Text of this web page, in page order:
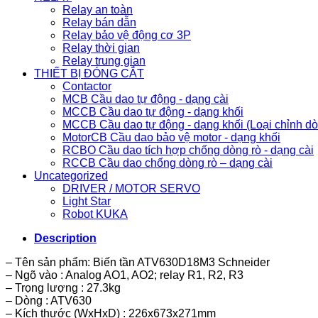
Relay an toàn
Relay bán dẫn
Relay bảo vệ động cơ 3P
Relay thời gian
Relay trung gian
THIẾT BỊ ĐÓNG CẮT
Contactor
MCB Cầu dao tự động - dạng cài
MCCB Cầu dao tự động - dạng khối
MCCB Cầu dao tự động - dạng khối (Loại chỉnh
MotorCB Cầu dao bảo vệ motor - dạng khối
RCBO Cầu dao tích hợp chống dòng rò - dạng cài
RCCB Cầu dao chống dòng rò – dạng cài
Uncategorized
DRIVER / MOTOR SERVO
Light Star
Robot KUKA
Description
– Tên sản phẩm: Biến tần ATV630D18M3 Schneider
– Ngõ vào : Analog AO1, AO2; relay R1, R2, R3
– Trọng lượng : 27.3kg
– Dòng : ATV630
– Kích thước (WxHxD) : 226x673x271mm